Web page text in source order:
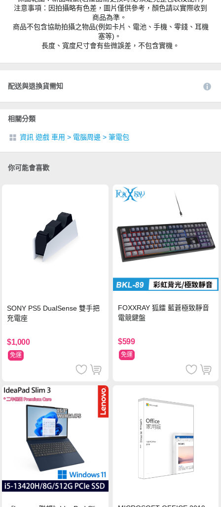
注意事項：因拍攝略有色差，圖片僅供參考，顏色請以實際收到
商品為準。
商品不包含協助拍攝之物品(例如卡片、電池、手機、零錢、耳機
塞等)。
長度、寬度尺寸會有些微誤差，不包含實機。
配送與退換貨需知
相關分類
資訊 遊戲 車用 > 電腦周邊 > 筆電包
你可能會喜歡
SONY PS5 DualSense 雙手把
充電座
$1,000
免運
FOXXRAY 狐鐳 藍蒼極致靜音
電競鍵盤
$599
免運